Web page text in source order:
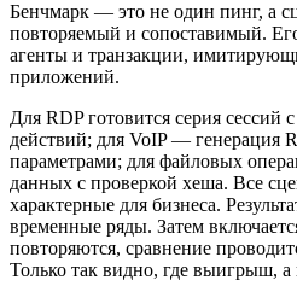
Бенчмарк — это не один пинг, а
повторяемый и сопоставимый.
агенты и транзакции,
приложений.
Для RDP готовится серия
действий; для VoIP — генерация
параметрами; для файловых
данных с проверкой хеша. Все
характерные для бизнеса.
временные ряды. Затем
повторяются, сравнение
Только так видно, где выигрыш,